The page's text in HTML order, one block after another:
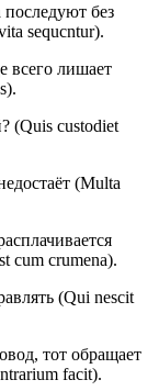
последуют без
sequcntur).
всего лишает
(Quis custodiet
(Multa
cum crumena).
(Qui nescit
тот обращает
facit).